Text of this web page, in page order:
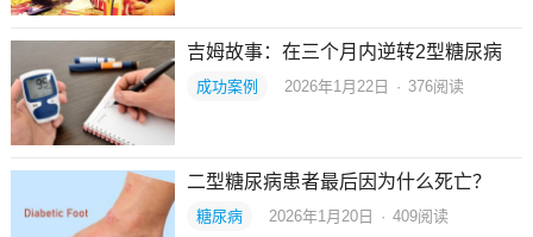
吉姆故事：在三个月内逆转2型糖尿病
成功案例 2026年1月22日 · 376阅读
二型糖尿病患者最后因为什么死亡？
糖尿病 2026年1月20日 · 409阅读